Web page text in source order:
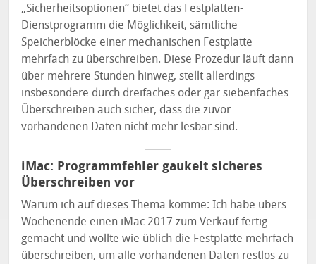
„Sicherheitsoptionen“ bietet das Festplatten-
Dienstprogramm die Möglichkeit, sämtliche
Speicherblöcke einer mechanischen Festplatte
mehrfach zu überschreiben. Diese Prozedur läuft dann
über mehrere Stunden hinweg, stellt allerdings
insbesondere durch dreifaches oder gar siebenfaches
Überschreiben auch sicher, dass die zuvor
vorhandenen Daten nicht mehr lesbar sind.
iMac: Programmfehler gaukelt sicheres
Überschreiben vor
Warum ich auf dieses Thema komme: Ich habe übers
Wochenende einen iMac 2017 zum Verkauf fertig
gemacht und wollte wie üblich die Festplatte mehrfach
überschreiben, um alle vorhandenen Daten restlos zu